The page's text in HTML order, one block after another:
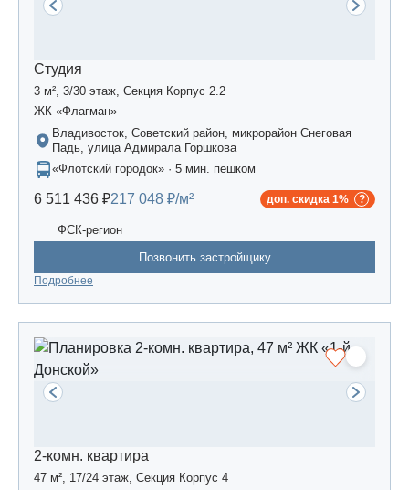
Студия
3 м², 3/30 этаж, Секция Корпус 2.2
ЖК «Флагман»
Владивосток, Советский район, микрорайон Снеговая
Падь, улица Адмирала Горшкова
«Флотский городок» · 5 мин. пешком
6 511 436 ₽217 048 ₽/м² доп. скидка 1%
ФСК-регион
Позвонить застройщику
Подробнее
2-комн. квартира
47 м², 17/24 этаж, Секция Корпус 4